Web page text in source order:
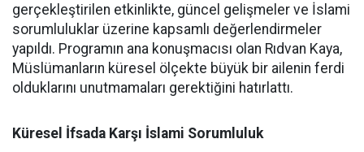
gerçekleştirilen etkinlikte, güncel gelişmeler ve İslami
sorumluluklar üzerine kapsamlı değerlendirmeler
yapıldı. Programın ana konuşmacısı olan Rıdvan Kaya,
Müslümanların küresel ölçekte büyük bir ailenin ferdi
olduklarını unutmamaları gerektiğini hatırlattı.
Küresel İfsada Karşı İslami Sorumluluk